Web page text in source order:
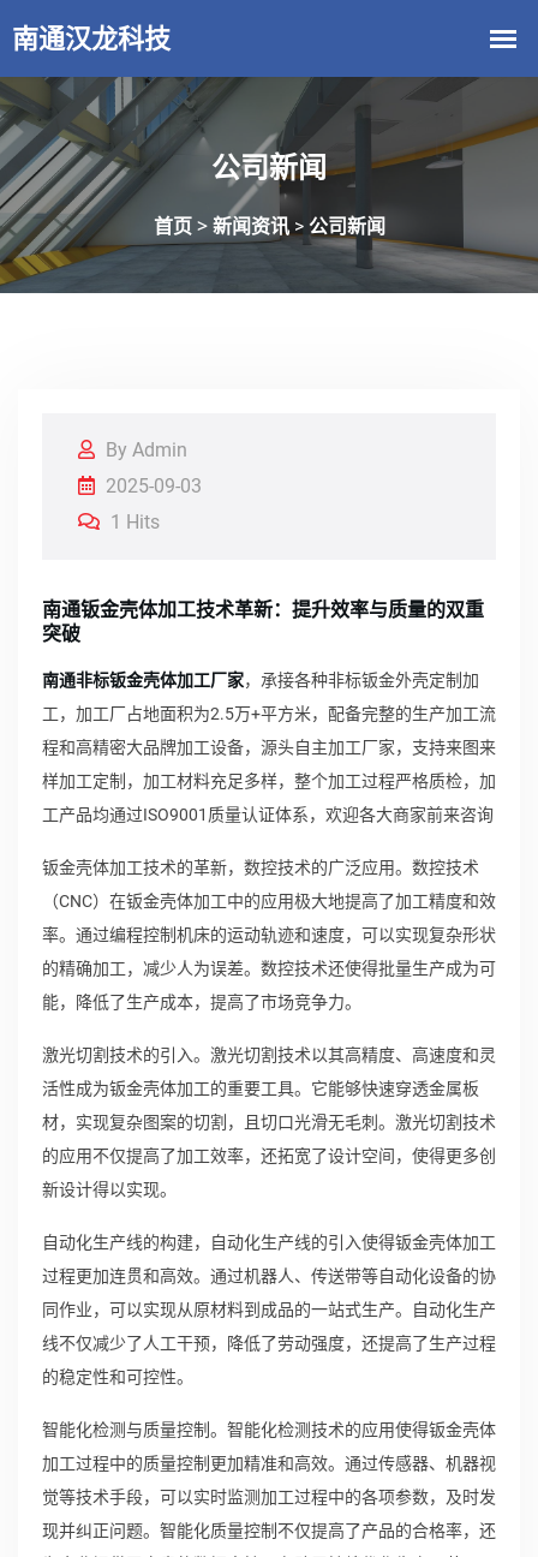
公司新闻
首页 > 新闻资讯> 公司新闻
By Admin
2025-09-03
1 Hits
南通钣金壳体加工技术革新：提升效率与质量的双重
突破
南通非标钣金壳体加工厂家，承接各种非标钣金外壳定制加
工，加工厂占地面积为2.5万+平方米，配备完整的生产加工流
程和高精密大品牌加工设备，源头自主加工厂家，支持来图来
样加工定制，加工材料充足多样，整个加工过程严格质检，加
工产品均通过ISO9001质量认证体系，欢迎各大商家前来咨询
钣金壳体加工技术的革新，数控技术的广泛应用。数控技术
（CNC）在钣金壳体加工中的应用极大地提高了加工精度和效
率。通过编程控制机床的运动轨迹和速度，可以实现复杂形状
的精确加工，减少人为误差。数控技术还使得批量生产成为可
能，降低了生产成本，提高了市场竞争力。
激光切割技术的引入。激光切割技术以其高精度、高速度和灵
活性成为钣金壳体加工的重要工具。它能够快速穿透金属板
材，实现复杂图案的切割，且切口光滑无毛刺。激光切割技术
的应用不仅提高了加工效率，还拓宽了设计空间，使得更多创
新设计得以实现。
自动化生产线的构建，自动化生产线的引入使得钣金壳体加工
过程更加连贯和高效。通过机器人、传送带等自动化设备的协
同作业，可以实现从原材料到成品的一站式生产。自动化生产
线不仅减少了人工干预，降低了劳动强度，还提高了生产过程
的稳定性和可控性。
智能化检测与质量控制。智能化检测技术的应用使得钣金壳体
加工过程中的质量控制更加精准和高效。通过传感器、机器视
觉等技术手段，可以实时监测加工过程中的各项参数，及时发
现并纠正问题。智能化质量控制不仅提高了产品的合格率，还